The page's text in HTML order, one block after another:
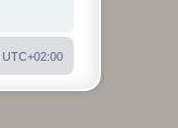
UTC+02:00